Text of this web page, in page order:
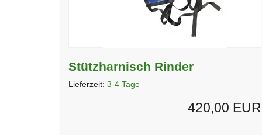
Stützharnisch Rinder
Lieferzeit: 3-4 Tage
420,00 EUR